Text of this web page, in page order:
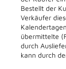
Bestellt der
Verkäufer
übermittelte
durch
kann durch